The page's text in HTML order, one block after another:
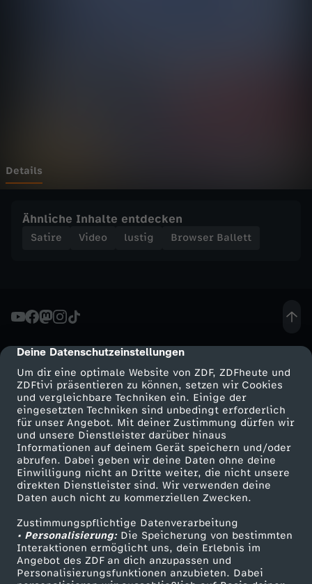
cmp-dialog-description
Deine Datenschutzeinstellungen
Um dir eine optimale Website von ZDF, ZDFheute und
ZDFtivi präsentieren zu können, setzen wir Cookies
und vergleichbare Techniken ein. Einige der
eingesetzten Techniken sind unbedingt erforderlich
für unser Angebot. Mit deiner Zustimmung dürfen wir
und unsere Dienstleister darüber hinaus
Informationen auf deinem Gerät speichern und/oder
abrufen. Dabei geben wir deine Daten ohne deine
Einwilligung nicht an Dritte weiter, die nicht unsere
direkten Dienstleister sind. Wir verwenden deine
Daten auch nicht zu kommerziellen Zwecken.
Zustimmungspflichtige Datenverarbeitung
• Personalisierung:Die Speicherung von bestimmten
Interaktionen ermöglicht uns, dein Erlebnis im
Angebot des ZDF an dich anzupassen und
Personalisierungsfunktionen anzubieten. Dabei
t
-
o
K
Ä
M
P
F
T
d
i
Details
Ähnliche Inhalte entdecken
Satire Video lustig Browser Ballett
Mehr ZDF
ZDF-Apps
Smart TV
ZDFtext
Livestreams
Sendungen A-Z
TV-Programm
Service
ZDFmitreden
Kontakt zum ZDF
Tickets
Zuschauerservice
Hilfe